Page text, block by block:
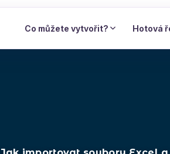
Co můžete vytvořit? Hotová